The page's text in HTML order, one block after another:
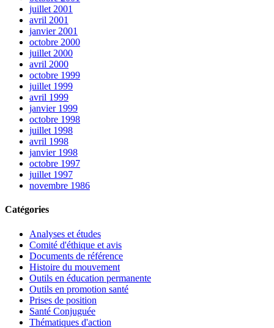
juillet 2001
avril 2001
janvier 2001
octobre 2000
juillet 2000
avril 2000
octobre 1999
juillet 1999
avril 1999
janvier 1999
octobre 1998
juillet 1998
avril 1998
janvier 1998
octobre 1997
juillet 1997
novembre 1986
Catégories
Analyses et études
Comité d'éthique et avis
Documents de référence
Histoire du mouvement
Outils en éducation permanente
Outils en promotion santé
Prises de position
Santé Conjuguée
Thématiques d'action